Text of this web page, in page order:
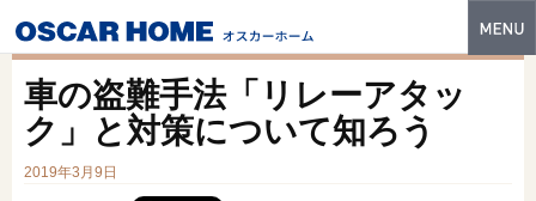
特長
車の盗難手法「リレーアタッ
ク」と対策について知ろう
2019年3月9日